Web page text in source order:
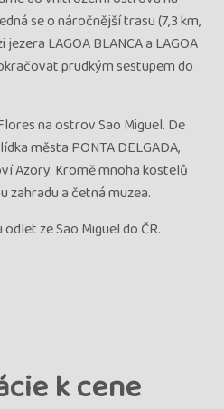
se o náročnější trasu (7,3 km,
LAGOA BLANCA a LAGOA
prudkým sestupem do
na ostrov Sao Miguel. De
města PONTA DELGADA,
Azory. Kromě mnoha kostelů
zahradu a četná muzea.
ze Sao Miguel do ČR.
k cene